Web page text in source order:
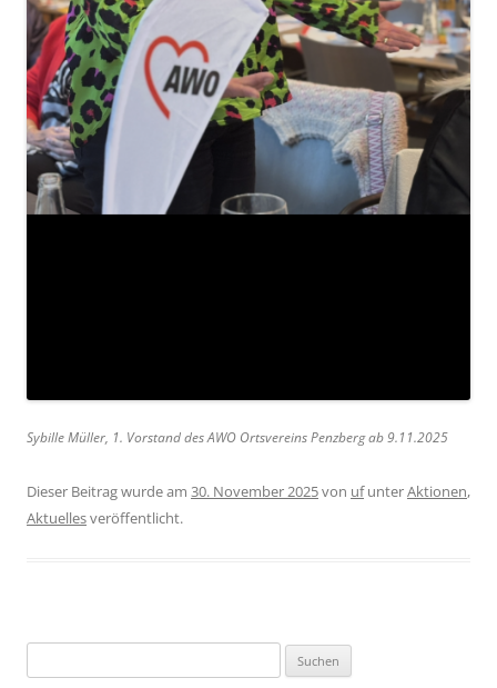
Sybille Müller, 1. Vorstand des AWO Ortsvereins Penzberg ab 9.11.2025
Dieser Beitrag wurde am 30. November 2025von ufunterAktionen,
Aktuellesveröffentlicht.
u